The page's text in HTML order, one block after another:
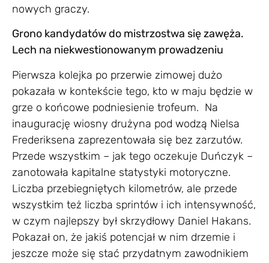
nowych graczy.
Grono kandydatów do mistrzostwa się zawęża.
Lech na niekwestionowanym prowadzeniu
Pierwsza kolejka po przerwie zimowej dużo
pokazała w kontekście tego, kto w maju będzie w
grze o końcowe podniesienie trofeum. Na
inaugurację wiosny drużyna pod wodzą Nielsa
Frederiksena zaprezentowała się bez zarzutów.
Przede wszystkim – jak tego oczekuje Duńczyk –
zanotowała kapitalne statystyki motoryczne.
Liczba przebiegniętych kilometrów, ale przede
wszystkim też liczba sprintów i ich intensywność,
w czym najlepszy był skrzydłowy Daniel Hakans.
Pokazał on, że jakiś potencjał w nim drzemie i
jeszcze może się stać przydatnym zawodnikiem